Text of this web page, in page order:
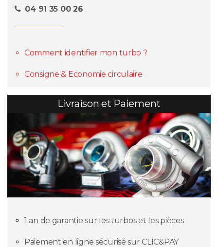
04 91 35 00 26
Comment identifier mon turbo ?
Consigne & Economie circulaire
Livraison et Paiement
1 an de garantie sur les turbos et les pièces
Paiement en ligne sécurisé sur CLIC&PAY